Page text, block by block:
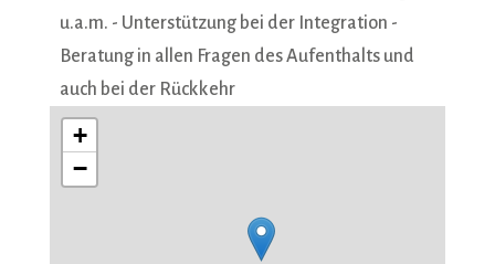
u.a.m. - Unterstützung bei der Integration -
Beratung in allen Fragen des Aufenthalts und
auch bei der Rückkehr
+
−